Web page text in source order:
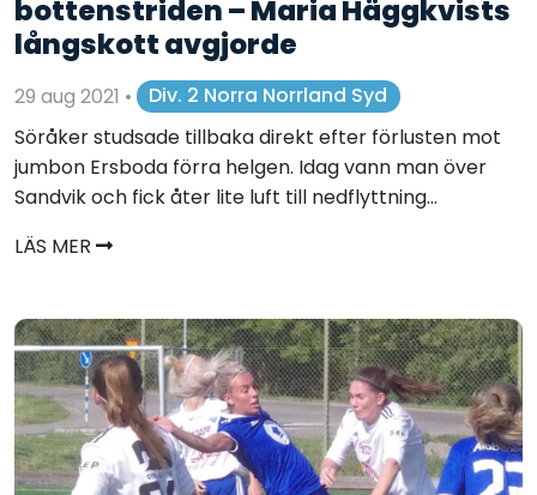
bottenstriden – Maria Häggkvists
långskott avgjorde
29 aug 2021 •
Div. 2 Norra Norrland Syd
Söråker studsade tillbaka direkt efter förlusten mot
jumbon Ersboda förra helgen. Idag vann man över
Sandvik och fick åter lite luft till nedflyttning...
LÄS MER